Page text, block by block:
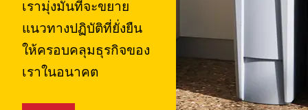
เรามุ่งมั่นที่จะขยาย
แนวทางปฏิบัติที่ยั่งยืน
ให้ครอบคลุมธุรกิจของ
เราในอนาคต